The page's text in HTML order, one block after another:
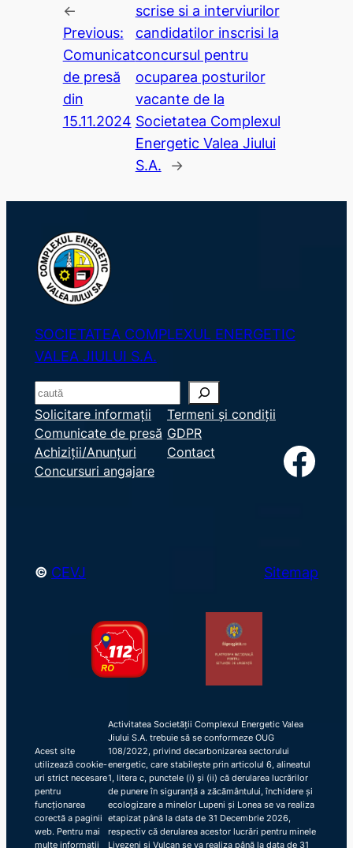
←
Previous:
Comunicat
de presă
din
15.11.2024
scrise si a interviurilor
candidatilor inscrisi la
concursul pentru
ocuparea posturilor
vacante de la
Societatea Complexul
Energetic Valea Jiului
S.A.
→
SOCIETATEA COMPLEXUL ENERGETIC
VALEA JIULUI S.A.
S
e
a
r
c
Solicitare informații
Comunicate de presă
Achiziții/Anunțuri
Concursuri angajare
Termeni și condiții
GDPR
Contact
Facebook
© CEVJ Sitemap
Acest site
utilizează cookie-
uri strict necesare
pentru
funcționarea
corectă a paginii
web. Pentru mai
multe informații
Activitatea Societății Complexul Energetic Valea
Jiului S.A. trebuie să se conformeze OUG
108/2022, privind decarbonizarea sectorului
energetic, care stabilește prin articolul 6, alineatul
1, litera c, punctele (i) și (ii) că derularea lucrărilor
de punere în siguranță a zăcământului, închidere și
ecologizare a minelor Lupeni și Lonea se va realiza
etapizat până la data de 31 Decembrie 2026,
respectiv că derularea acestor lucrări pentru minele
Livezeni și Vulcan se va realiza până la data de 31